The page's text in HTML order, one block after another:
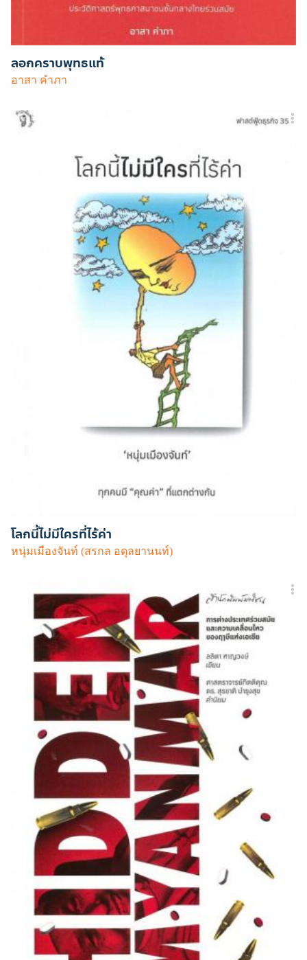
ลอกคราบพุทธแท้
อาสา คำภา
โลกนี้ไม่มีใครที่ไร้ค่า
หนุ่มเมืองจันท์ (สรกล อดุลยานนท์)